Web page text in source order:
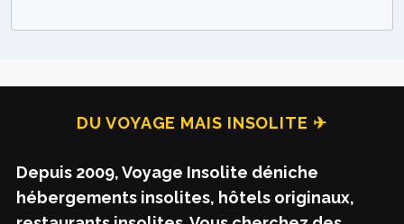
DU VOYAGE MAIS INSOLITE ✈
Depuis 2009, Voyage Insolite déniche
hébergements insolites, hôtels originaux,